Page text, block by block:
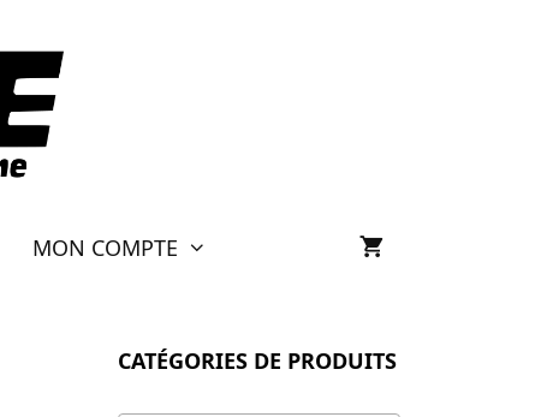
MON COMPTE
CATÉGORIES DE PRODUITS